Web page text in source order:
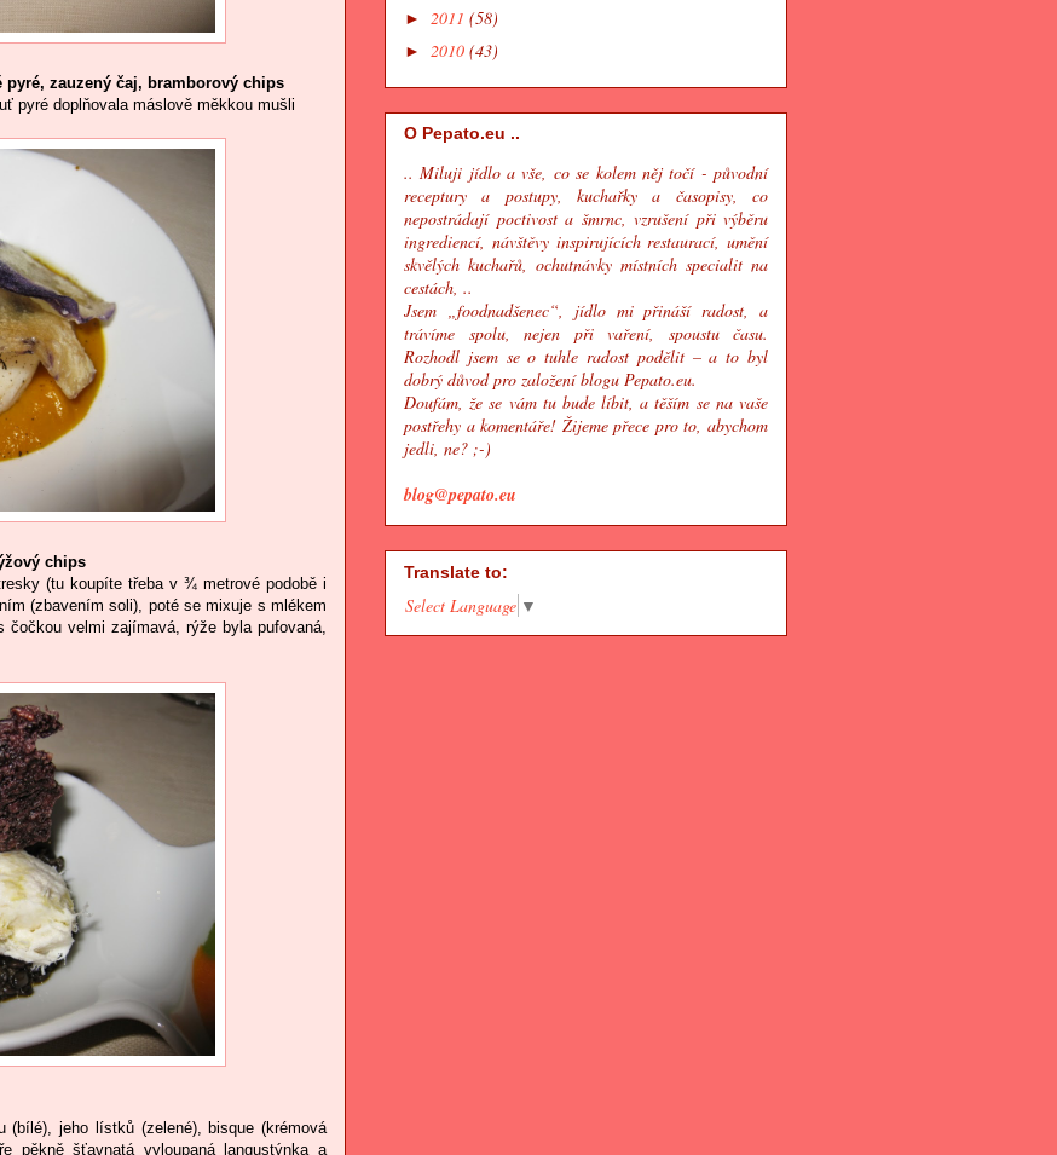
pyré, zauzený čaj, bramborový chips
pyré doplňovala máslově měkkou mušli
chips
(tu koupíte třeba v ¾ metrové podobě i
(zbavením soli), poté se mixuje s mlékem
čočkou velmi zajímavá, rýže byla pufovaná,
jeho lístků (zelené), bisque (krémová
pěkně šťavnatá vyloupaná langustýnka a
► 2011 (58)
► 2010 (43)
O Pepato.eu ..
.. Miluji jídlo a vše, co se kolem něj točí - původní
receptury a postupy, kuchařky a časopisy, co
nepostrádají poctivost a šmrnc, vzrušení při výběru
ingrediencí, návštěvy inspirujících restaurací, umění
skvělých kuchařů, ochutnávky místních specialit na
cestách, ..
Jsem „foodnadšenec“, jídlo mi přináší radost, a
trávíme spolu, nejen při vaření, spoustu času.
Rozhodl jsem se o tuhle radost podělit – a to byl
dobrý důvod pro založení blogu Pepato.eu.
Doufám, že se vám tu bude líbit, a těším se na vaše
postřehy a komentáře! Žijeme přece pro to, abychom
jedli, ne? ;-)
blog@pepato.eu
Translate to:
Select Language ▼